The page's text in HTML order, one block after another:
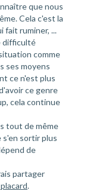
que nous
Cela c'est la
fait ruminer, ...
difficulté
comme
ses moyens
ce n'est plus
ce genre
cela continue
tout de même
sortir plus
de
partager
.